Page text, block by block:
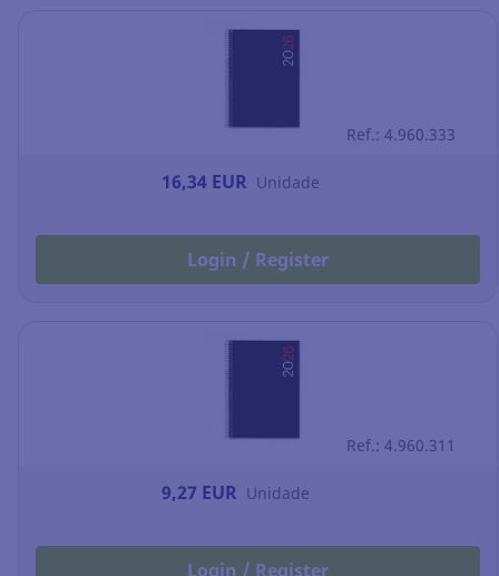
Ref.: 4.960.333
16,34 EUR Unidade
Login / Register
Ref.: 4.960.311
9,27 EUR Unidade
Login / Register